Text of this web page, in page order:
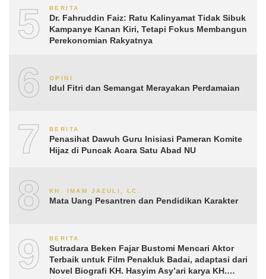
5 BERITA
Dr. Fahruddin Faiz: Ratu Kalinyamat Tidak Sibuk
Kampanye Kanan Kiri, Tetapi Fokus Membangun
Perekonomian Rakyatnya
6 OPINI
Idul Fitri dan Semangat Merayakan Perdamaian
7 BERITA
Penasihat Dawuh Guru Inisiasi Pameran Komite
Hijaz di Puncak Acara Satu Abad NU
8 KH. IMAM JAZULI, LC.
Mata Uang Pesantren dan Pendidikan Karakter
9 BERITA
Sutradara Beken Fajar Bustomi Mencari Aktor
Terbaik untuk Film Penakluk Badai, adaptasi dari
Novel Biografi KH. Hasyim Asy’ari karya KH.